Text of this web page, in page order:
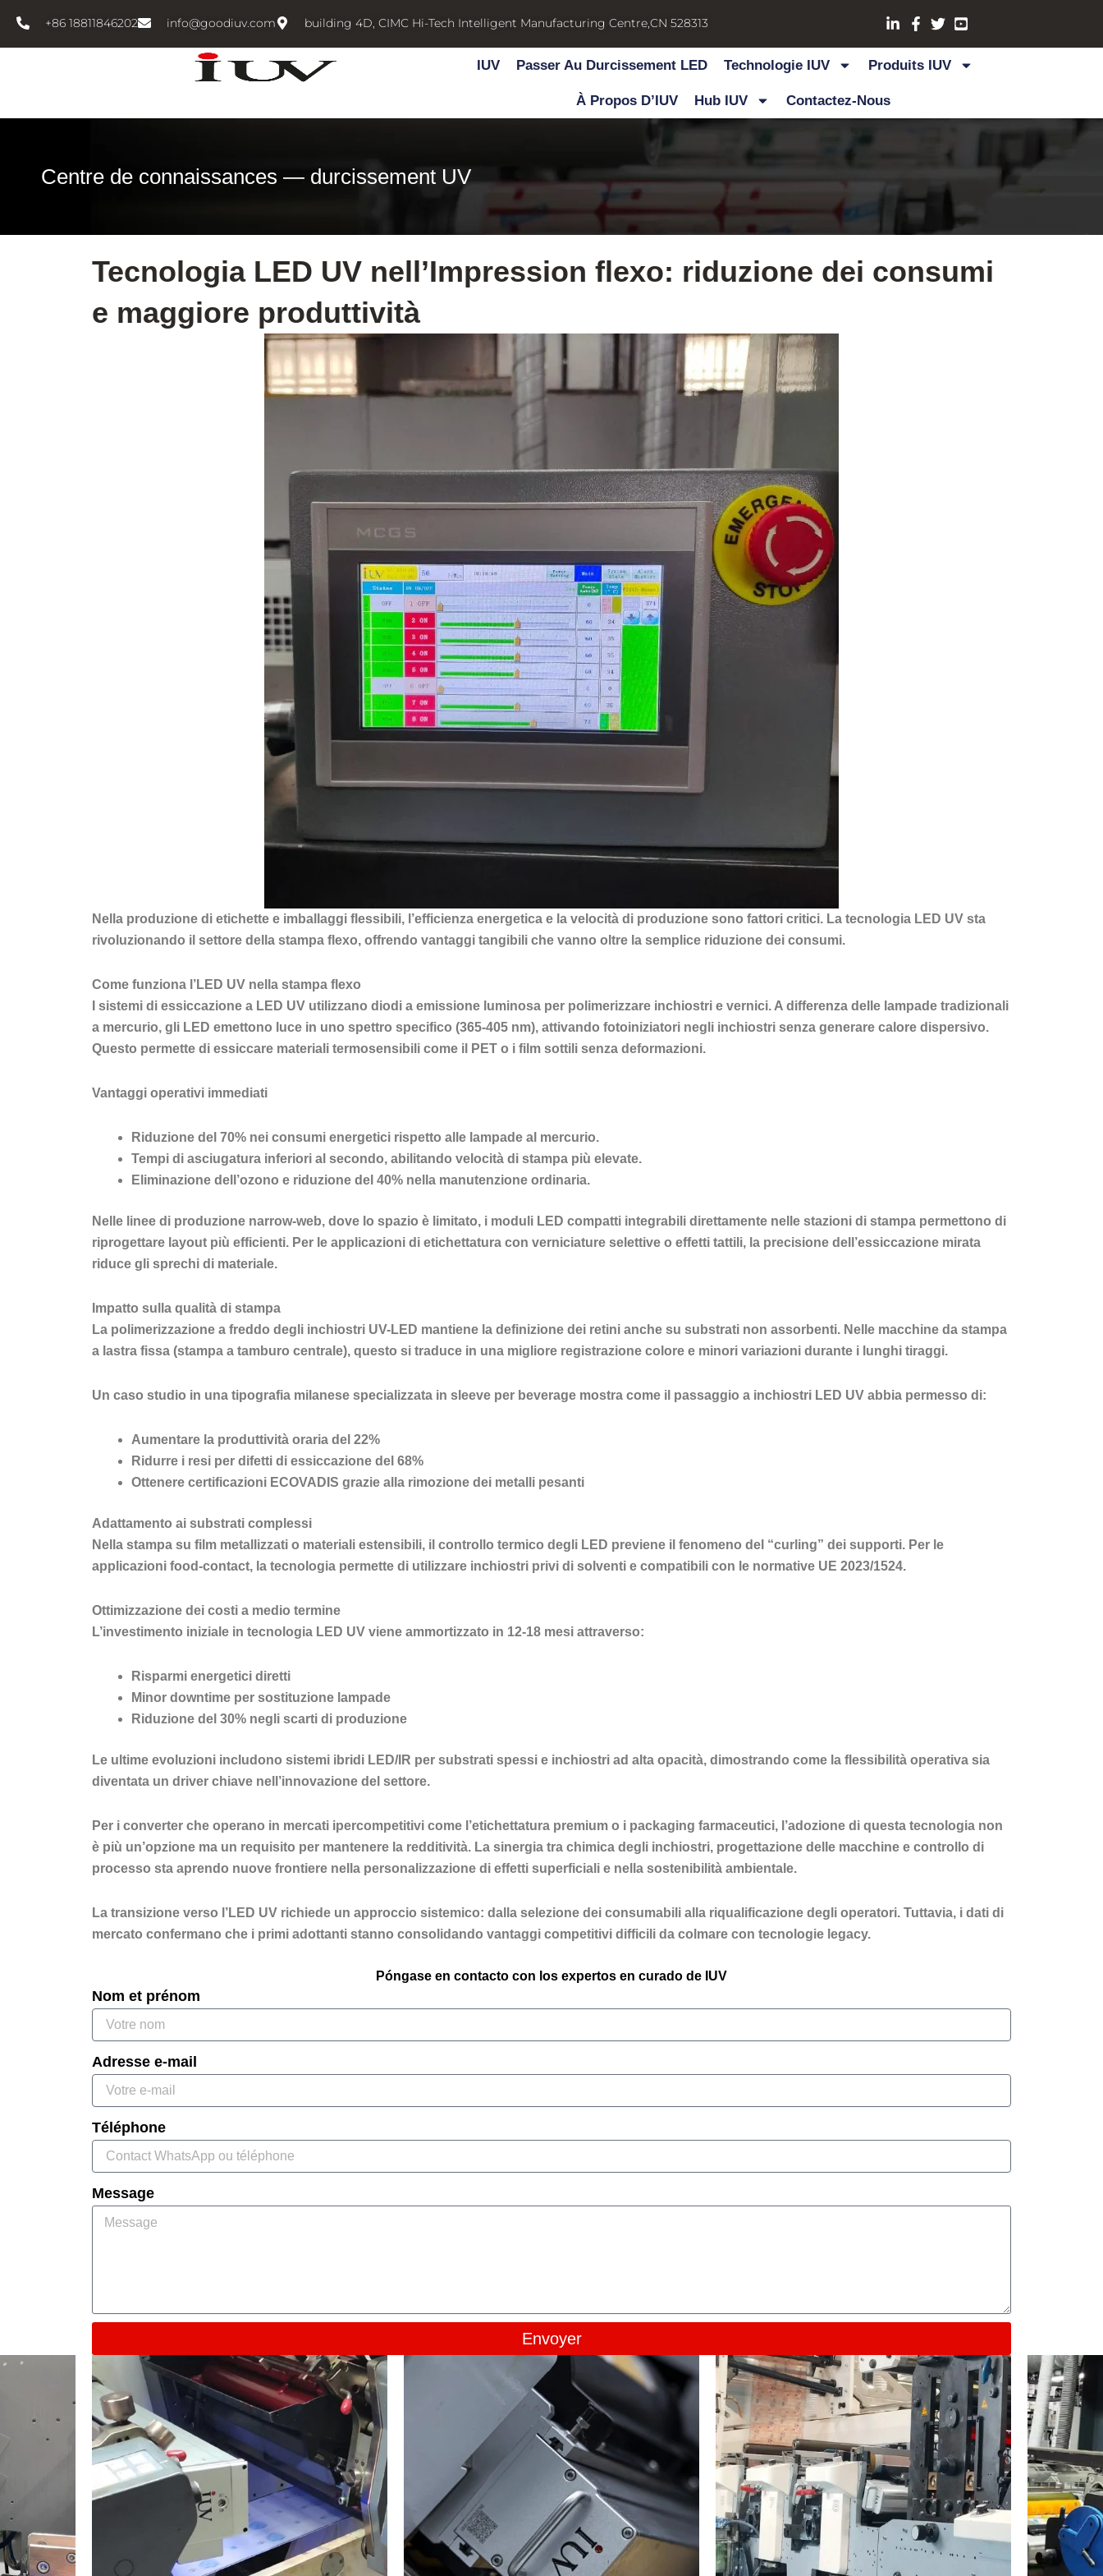
内
+86 18811846202 info@goodiuv.com building 4D, CIMC Hi-Tech Intelligent Manufacturing Centre,CN 528313
IUV Passer Au Durcissement LED Technologie IUV Produits IUV
À Propos D’IUV Hub IUV Contactez-Nous
Centre de connaissances — durcissement UV
Tecnologia LED UV nell’Impression flexo: riduzione dei consumi
e maggiore produttività
Nella produzione di etichette e imballaggi flessibili, l’efficienza energetica e la velocità di produzione sono fattori critici. La tecnologia LED UV sta
rivoluzionando il settore della stampa flexo, offrendo vantaggi tangibili che vanno oltre la semplice riduzione dei consumi.
Come funziona l’LED UV nella stampa flexo
I sistemi di essiccazione a LED UV utilizzano diodi a emissione luminosa per polimerizzare inchiostri e vernici. A differenza delle lampade tradizionali
a mercurio, gli LED emettono luce in uno spettro specifico (365-405 nm), attivando fotoiniziatori negli inchiostri senza generare calore dispersivo.
Questo permette di essiccare materiali termosensibili come il PET o i film sottili senza deformazioni.
Vantaggi operativi immediati
Riduzione del 70% nei consumi energetici rispetto alle lampade al mercurio.
Tempi di asciugatura inferiori al secondo, abilitando velocità di stampa più elevate.
Eliminazione dell’ozono e riduzione del 40% nella manutenzione ordinaria.
Nelle linee di produzione narrow-web, dove lo spazio è limitato, i moduli LED compatti integrabili direttamente nelle stazioni di stampa permettono di
riprogettare layout più efficienti. Per le applicazioni di etichettatura con verniciature selettive o effetti tattili, la precisione dell’essiccazione mirata
riduce gli sprechi di materiale.
Impatto sulla qualità di stampa
La polimerizzazione a freddo degli inchiostri UV-LED mantiene la definizione dei retini anche su substrati non assorbenti. Nelle macchine da stampa
a lastra fissa (stampa a tamburo centrale), questo si traduce in una migliore registrazione colore e minori variazioni durante i lunghi tiraggi.
Un caso studio in una tipografia milanese specializzata in sleeve per beverage mostra come il passaggio a inchiostri LED UV abbia permesso di:
Aumentare la produttività oraria del 22%
Ridurre i resi per difetti di essiccazione del 68%
Ottenere certificazioni ECOVADIS grazie alla rimozione dei metalli pesanti
Adattamento ai substrati complessi
Nella stampa su film metallizzati o materiali estensibili, il controllo termico degli LED previene il fenomeno del “curling” dei supporti. Per le
applicazioni food-contact, la tecnologia permette di utilizzare inchiostri privi di solventi e compatibili con le normative UE 2023/1524.
Ottimizzazione dei costi a medio termine
L’investimento iniziale in tecnologia LED UV viene ammortizzato in 12-18 mesi attraverso:
Risparmi energetici diretti
Minor downtime per sostituzione lampade
Riduzione del 30% negli scarti di produzione
Le ultime evoluzioni includono sistemi ibridi LED/IR per substrati spessi e inchiostri ad alta opacità, dimostrando come la flessibilità operativa sia
diventata un driver chiave nell’innovazione del settore.
Per i converter che operano in mercati ipercompetitivi come l’etichettatura premium o i packaging farmaceutici, l’adozione di questa tecnologia non
è più un’opzione ma un requisito per mantenere la redditività. La sinergia tra chimica degli inchiostri, progettazione delle macchine e controllo di
processo sta aprendo nuove frontiere nella personalizzazione di effetti superficiali e nella sostenibilità ambientale.
La transizione verso l’LED UV richiede un approccio sistemico: dalla selezione dei consumabili alla riqualificazione degli operatori. Tuttavia, i dati di
mercato confermano che i primi adottanti stanno consolidando vantaggi competitivi difficili da colmare con tecnologie legacy.
Póngase en contacto con los expertos en curado de IUV
Nom et prénom
Adresse e-mail
Téléphone
Message
Envoyer